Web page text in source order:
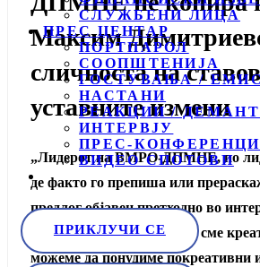
СЛУЖБЕНИ ЛИЦА
ПРЕС ЦЕНТАР
ПОРТПАРОЛ
СООПШТЕНИЈА
ГОСТУВАЊА /
НАСТАНИ
РЕАКЦИИ /
ИНТЕРВЈУ
ПРЕС-
ВИДЕО СПОТОВИ
ПРИКЛУЧИ СЕ
Максим
сличноста на
уставните измени
„Лидерот на ВМРО-ДПМНЕ, по
де факто го препиша или
предлог објавен претходно во
среќен за тоа. Ние малите сме
можеме да понудиме покреативни